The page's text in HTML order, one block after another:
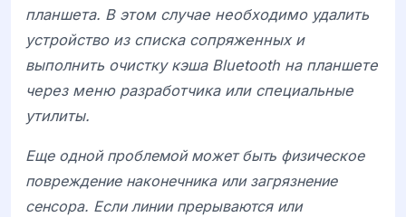
планшета. В этом случае необходимо удалить
устройство из списка сопряженных и
выполнить очистку кэша Bluetooth на планшете
через меню разработчика или специальные
утилиты.
Еще одной проблемой может быть физическое
повреждение наконечника или загрязнение
сенсора. Если линии прерываются или